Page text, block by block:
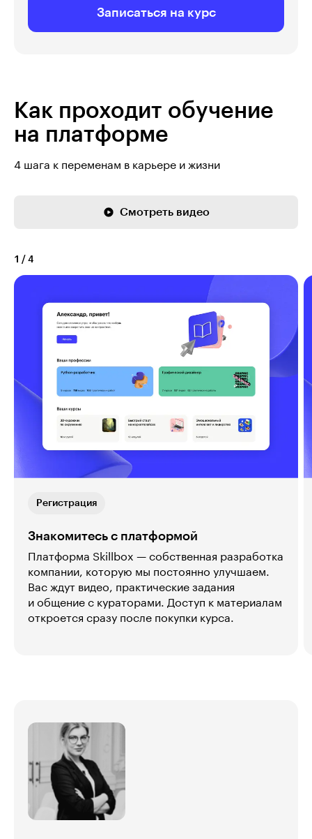
Записаться на курс
Как проходит обучение
на платформе
4 шага к переменам в карьере и жизни
Смотреть видео
1 / 4
Регистрация
Знакомитесь с платформой
Платформа Skillbox — собственная разработка
компании, которую мы постоянно улучшаем.
Вас ждут видео, практические задания
и общение с кураторами. Доступ к материалам
откроется сразу после покупки курса.